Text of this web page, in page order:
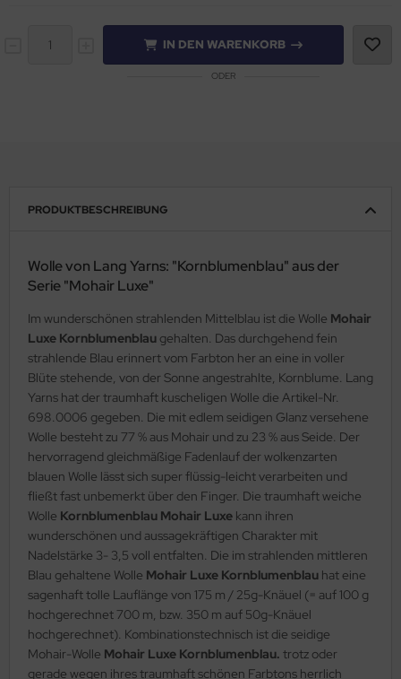
IN DEN WARENKORB
ODER
PRODUKTBESCHREIBUNG
Wolle von Lang Yarns: "Kornblumenblau" aus der
Serie "Mohair Luxe"
Im wunderschönen strahlenden Mittelblau ist die Wolle Mohair
Luxe Kornblumenblau gehalten. Das durchgehend fein
strahlende Blau erinnert vom Farbton her an eine in voller
Blüte stehende, von der Sonne angestrahlte, Kornblume. Lang
Yarns hat der traumhaft kuscheligen Wolle die Artikel-Nr.
698.0006 gegeben. Die mit edlem seidigen Glanz versehene
Wolle besteht zu 77 % aus Mohair und zu 23 % aus Seide. Der
hervorragend gleichmäßige Fadenlauf der wolkenzarten
blauen Wolle lässt sich super flüssig-leicht verarbeiten und
fließt fast unbemerkt über den Finger. Die traumhaft weiche
Wolle Kornblumenblau Mohair Luxe kann ihren
wunderschönen und aussagekräftigen Charakter mit
Nadelstärke 3- 3,5 voll entfalten. Die im strahlenden mittleren
Blau gehaltene Wolle Mohair Luxe Kornblumenblau hat eine
sagenhaft tolle Lauflänge von 175 m / 25g-Knäuel (= auf 100 g
hochgerechnet 700 m, bzw. 350 m auf 50g-Knäuel
hochgerechnet). Kombinationstechnisch ist die seidige
Mohair-Wolle Mohair Luxe Kornblumenblau. trotz oder
gerade wegen ihres traumhaft schönen Farbtons herrlich